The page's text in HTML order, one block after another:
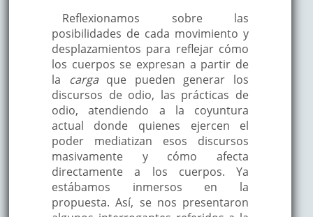
Reflexionamos sobre las
posibilidades de cada movimiento y
desplazamientos para reflejar cómo
los cuerpos se expresan a partir de
la cargaque pueden generar los
discursos de odio, las prácticas de
odio, atendiendo a la coyuntura
actual donde quienes ejercen el
poder mediatizan esos discursos
masivamente y cómo afecta
directamente a los cuerpos. Ya
estábamos inmersos en la
propuesta. Así, se nos presentaron